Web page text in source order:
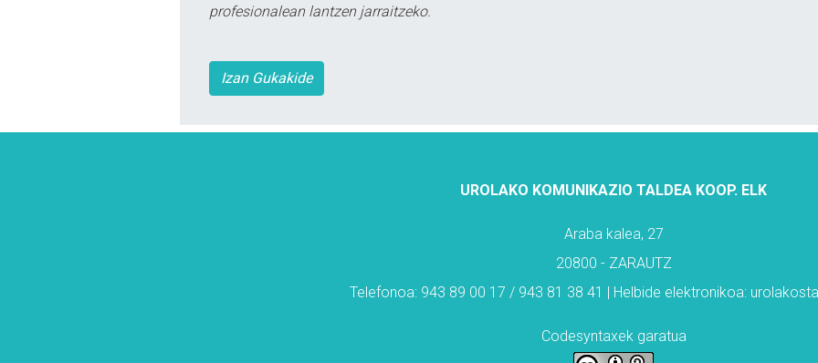
profesionalean lantzen jarraitzeko.
Izan Gukakide
UROLAKO KOMUNIKAZIO TALDEA KOOP. ELK
Araba kalea, 27
20800 - ZARAUTZ
Telefonoa: 943 89 00 17 / 943 81 38 41 | Helbide elektronikoa:
Codesyntaxek garatua